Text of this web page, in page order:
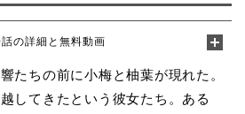
の詳細と無料動画
たちの前に小梅と柚葉が現れた。
してきたという彼女たち。ある